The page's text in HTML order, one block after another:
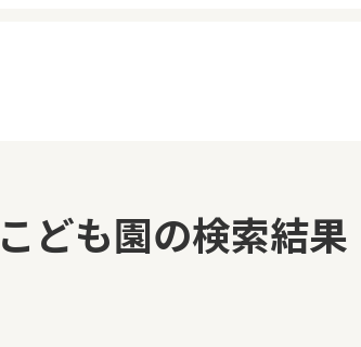
メッセージ
おすすめの園
コラム
お知らせ
ども園の検索結果